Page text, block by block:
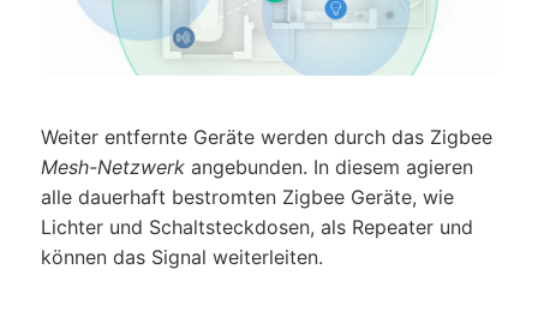
Weiter entfernte Geräte werden durch das Zigbee
Mesh-Netzwerkangebunden. In diesem agieren
alle dauerhaft bestromten Zigbee Geräte, wie
Lichter und Schalt­steckdosen, als Repeater und
können das Signal weiterleiten.